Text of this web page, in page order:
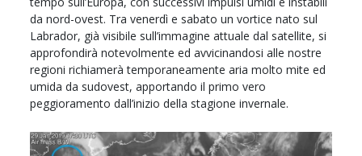
da nord-ovest. Tra venerdì e sabato un vortice nato sul
Labrador, già visibile sull’immagine attuale dal satellite, si
approfondirà notevolmente ed avvicinandosi alle nostre
regioni richiamerà temporaneamente aria molto mite ed
umida da sudovest, apportando il primo vero
peggioramento dall’inizio della stagione invernale.